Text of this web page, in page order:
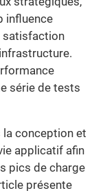
influence
satisfaction
série de tests
la conception et
applicatif afin
pics de charge
présente